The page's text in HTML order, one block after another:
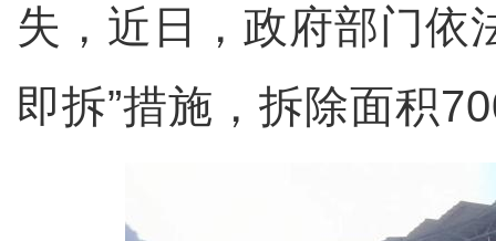
失，近日，政府部门依
即拆”措施，拆除面积